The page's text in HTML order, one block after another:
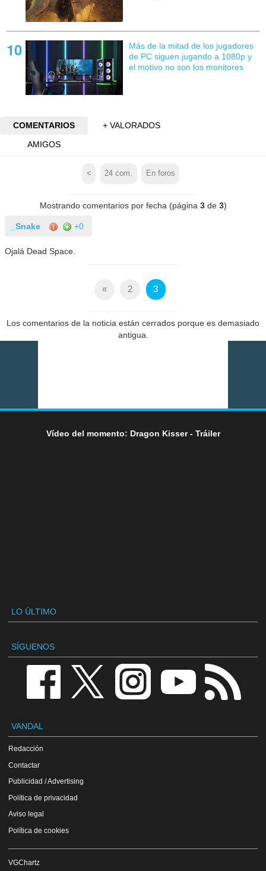
Más de la mitad de los jugadores
de PC siguen jugando a 1080p y
el motivo no son los monitores
COMENTARIOS
+ VALORADOS
AMIGOS
< 24 com. En foros
Mostrando comentarios por fecha (página 3de 3)
_Snake +0
Ojalá Dead Space.
« 2 3
Los comentarios de la noticia están cerrados porque es demasiado
antigua.
Vídeo del momento: Dragon Kisser - Tráiler
LO ÚLTIMO
SÍGUENOS
VANDAL
Redacción
Contactar
Publicidad / Advertising
Política de privacidad
Aviso legal
Política de cookies
VGChartz